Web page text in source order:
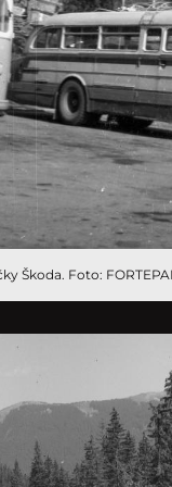
Škoda. Foto: